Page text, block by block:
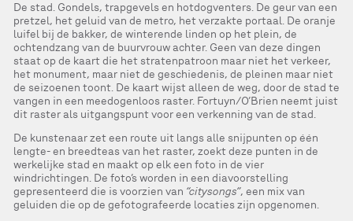
De stad. Gondels, trapgevels en hotdogventers. De geur van een
pretzel, het geluid van de metro, het verzakte portaal. De oranje
luifel bij de bakker, de winterende linden op het plein, de
ochtendzang van de buurvrouw achter. Geen van deze dingen
staat op de kaart die het stratenpatroon maar niet het verkeer,
het monument, maar niet de geschiedenis, de pleinen maar niet
de seizoenen toont. De kaart wijst alleen de weg, door de stad te
vangen in een meedogenloos raster. Fortuyn/O’Brien neemt juist
dit raster als uitgangspunt voor een verkenning van de stad.
De kunstenaar zet een route uit langs alle snijpunten op één
lengte- en breedteas van het raster, zoekt deze punten in de
werkelijke stad en maakt op elk een foto in de vier
windrichtingen. De foto’s worden in een diavoorstelling
gepresenteerd die is voorzien van “citysongs”, een mix van
geluiden die op de gefotografeerde locaties zijn opgenomen.